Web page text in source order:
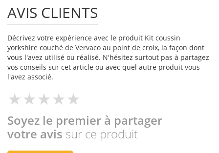
AVIS CLIENTS
Décrivez votre expérience avec le produit Kit coussin
yorkshire couché de Vervaco au point de croix, la façon dont
vous l'avez utilisé ou réalisé. N'hésitez surtout pas à partagez
vos conseils sur cet article ou avec quel autre produit vous
l'avez associé.
Soyez le premier à partager
votre avis sur ce produit